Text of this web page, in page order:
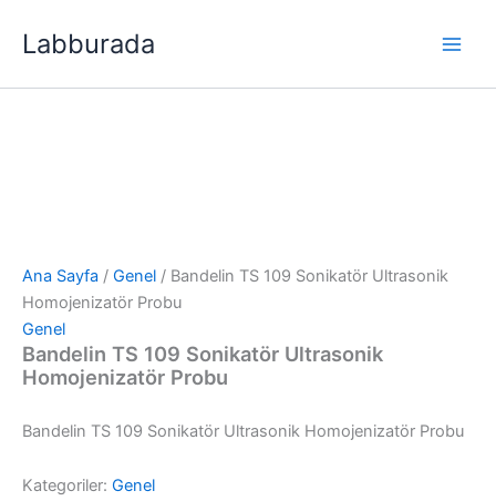
atlaLabburada
Ana Sayfa / Genel / Bandelin TS 109 Sonikatör Ultrasonik
Homojenizatör Probu
Genel
Bandelin TS 109 Sonikatör Ultrasonik
Homojenizatör Probu
Bandelin TS 109 Sonikatör Ultrasonik Homojenizatör Probu
Kategoriler: Genel